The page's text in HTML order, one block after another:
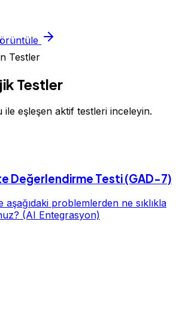
Testler
Testler
ile eşleşen aktif testleri inceleyin.
Değerlendirme Testi (GAD-7)
aşağıdaki problemlerden ne sıklıkla
(AI Entegrasyon)